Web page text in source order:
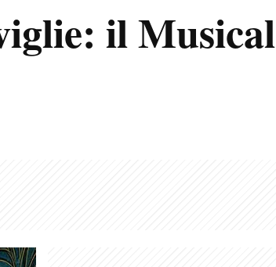
il Musical